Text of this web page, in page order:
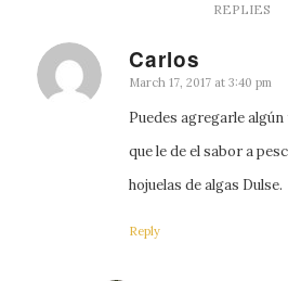
REPLIES
Carlos
says:
March 17, 2017 at 3:40 pm
Puedes agregarle
que le de el sabor a
hojuelas de algas Dulse.
Reply